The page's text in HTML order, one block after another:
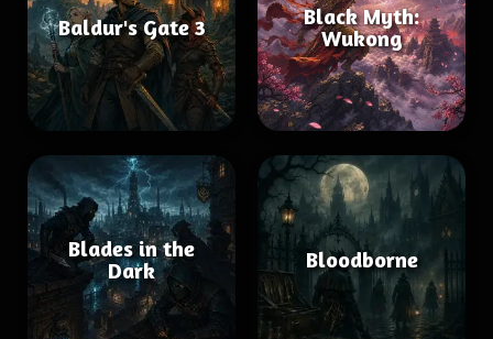
Baldur's Gate 3
Black Myth:
Wukong
Blades in the
Dark
Bloodborne